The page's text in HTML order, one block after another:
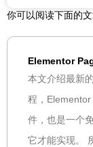
你可以阅读下面的
Elementor
本文介绍最新
程，
件，也是一个
它才能实现。